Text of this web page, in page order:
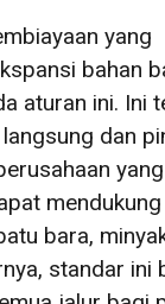
yang
bahan
aturan ini. Ini
dan
mendukung
bara,
standar ini